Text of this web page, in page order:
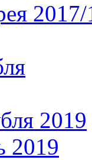
2019
2019